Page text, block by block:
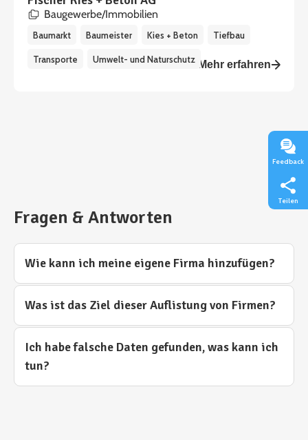
Baugewerbe/Immobilien
Baumarkt Baumeister Kies + Beton Tiefbau
Transporte Umwelt- und Naturschutz Mehr erfahren
Fragen & Antworten
Wie kann ich meine eigene Firma hinzufügen?
Was ist das Ziel dieser Auflistung von Firmen?
Ich habe falsche Daten gefunden, was kann ich
tun?
Feedback
Teilen